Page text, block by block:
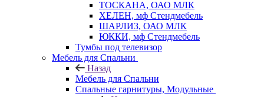
ТОСКАНА, ОАО МЛК
ХЕЛЕН, мф Стендмебель
ШАРЛИЗ, ОАО МЛК
ЮККИ, мф Стендмебель
Тумбы под телевизор
Мебель для Спальни
Назад
Мебель для Спальни
Спальные гарнитуры, Модульные